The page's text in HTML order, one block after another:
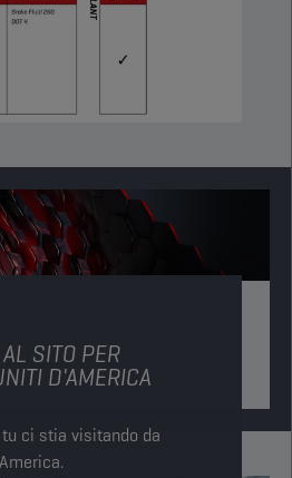
SITO PER
D'AMERICA
ci stia visitando da
MOTOCICLI